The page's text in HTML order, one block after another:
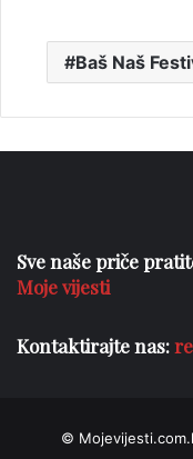
Baš Naš
Sve naše priče
Moje vijesti
Kontaktirajte nas:
©